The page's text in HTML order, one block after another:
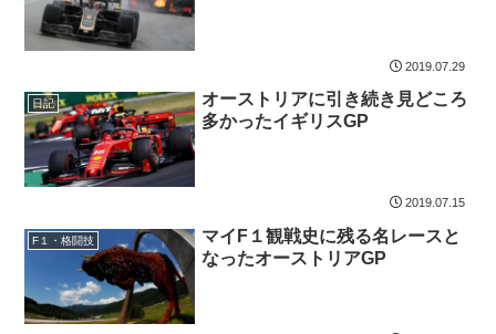
2019.07.29
日記
オーストリアに引き続き見どころ
多かったイギリスGP
2019.07.15
F１・格闘技
マイF１観戦史に残る名レースと
なったオーストリアGP